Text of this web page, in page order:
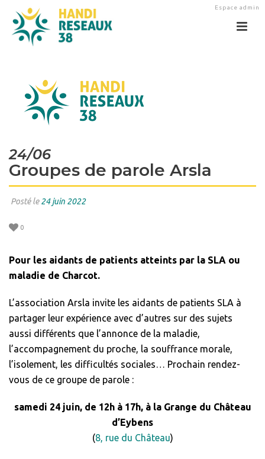
Espace admin
24/06
Groupes de parole Arsla
Posté le24 juin 2022
0
Pour les aidants de patients atteints par la SLA ou
maladie de Charcot.
L’association Arsla invite les aidants de patients SLA à
partager leur expérience avec d’autres sur des sujets
aussi différents que l’annonce de la maladie,
l’accompagnement du proche, la souffrance morale,
l’isolement, les difficultés sociales… Prochain rendez-
vous de ce groupe de parole :
samedi 24 juin, de 12h à 17h, à la Grange du Château
d’Eybens
(8, rue du Château)